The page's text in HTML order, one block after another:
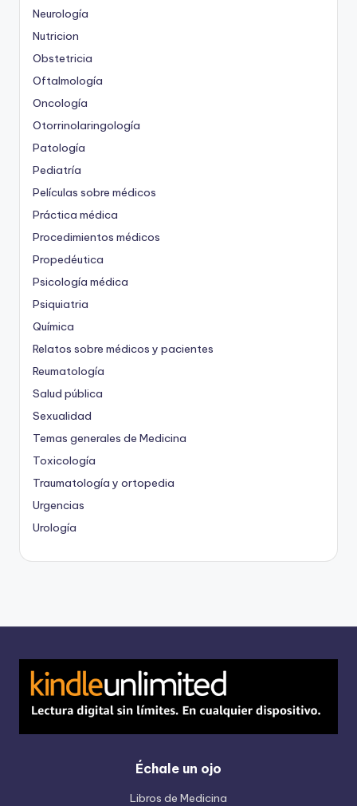
Neurología
Nutricion
Obstetricia
Oftalmología
Oncología
Otorrinolaringología
Patología
Pediatría
Películas sobre médicos
Práctica médica
Procedimientos médicos
Propedéutica
Psicología médica
Psiquiatria
Química
Relatos sobre médicos y pacientes
Reumatología
Salud pública
Sexualidad
Temas generales de Medicina
Toxicología
Traumatología y ortopedia
Urgencias
Urología
Échale un ojo
Libros de Medicina